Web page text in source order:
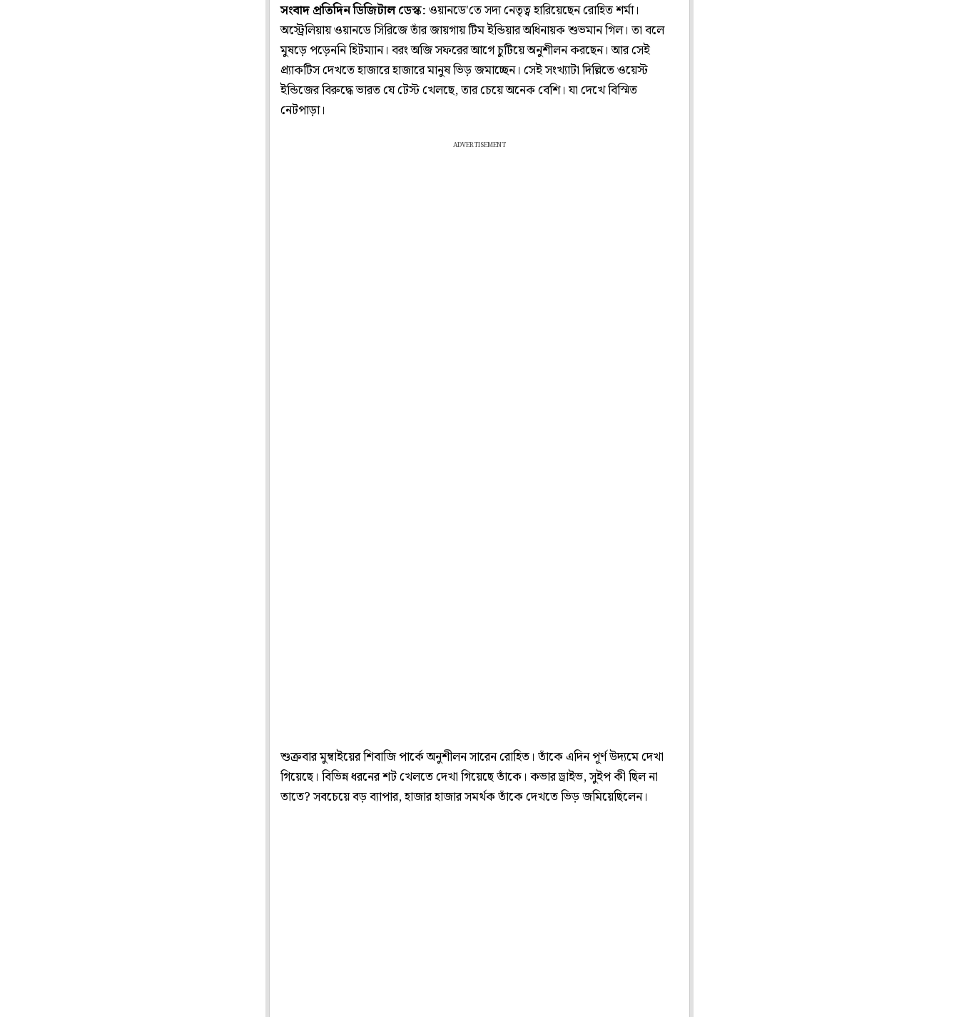
সংবাদ প্রতিদিন ডিজিটাল ডেস্ক:ওয়ানডে'তে সদ্য নেতৃত্ব হারিয়েছেন রোহিত শর্মা।
অস্ট্রেলিয়ায় ওয়ানডে সিরিজে তাঁর জায়গায় টিম ইন্ডিয়ার অধিনায়ক শুভমান গিল। তা বলে
মুষড়ে পড়েননি হিটম্যান। বরং অজি সফরের আগে চুটিয়ে অনুশীলন করছেন। আর সেই
প্র্যাকটিস দেখতে হাজারে হাজারে মানুষ ভিড় জমাচ্ছেন। সেই সংখ্যাটা দিল্লিতে ওয়েস্ট
ইন্ডিজের বিরুদ্ধে ভারত যে টেস্ট খেলছে, তার চেয়ে অনেক বেশি। যা দেখে বিস্মিত
নেটপাড়া।
ADVERTISEMENT
শুক্রবার মুম্বাইয়ের শিবাজি পার্কে অনুশীলন সারেন রোহিত। তাঁকে এদিন পূর্ণ উদ্যমে দেখা
গিয়েছে। বিভিন্ন ধরনের শট খেলতে দেখা গিয়েছে তাঁকে। কভার ড্রাইভ, সুইপ কী ছিল না
তাতে? সবচেয়ে বড় ব্যাপার, হাজার হাজার সমর্থক তাঁকে দেখতে ভিড় জমিয়েছিলেন।